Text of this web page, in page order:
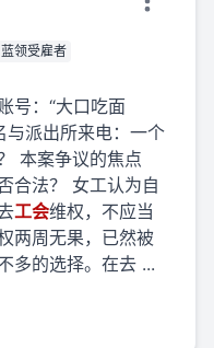
蓝领受雇者
号：“大口吃面
与派出所来电：一个
本案争议的焦点
合法？ 女工认为自
工会维权，不应当
两周无果，已然被
多的选择。在去 ...